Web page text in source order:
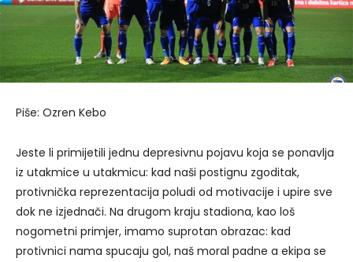
Piše: Ozren Kebo
Jeste li primijetili jednu depresivnu pojavu koja se ponavlja
iz utakmice u utakmicu: kad naši postignu zgoditak,
protivnička reprezentacija poludi od motivacije i upire sve
dok ne izjednači. Na drugom kraju stadiona, kao loš
nogometni primjer, imamo suprotan obrazac: kad
protivnici nama spucaju gol, naš moral padne a ekipa se